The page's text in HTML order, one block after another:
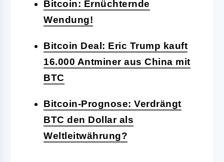
Bitcoin: Ernüchternde
Wendung!
Bitcoin Deal: Eric Trump kauft
16.000 Antminer aus China mit
BTC
Bitcoin-Prognose: Verdrängt
BTC den Dollar als
Weltleitwährung?